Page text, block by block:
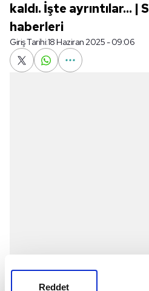
Reddet
kaldı. İşte ayrıntılar... |
haberleri
Giriş Tarihi:18 Haziran 2025 - 09:06
FIFA Kulüpler Dünya Kupası